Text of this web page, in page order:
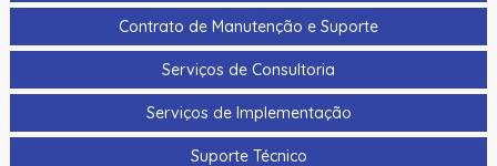
Contrato de Manutenção e Suporte
Serviços de Consultoria
Serviços de Implementação
Suporte Técnico